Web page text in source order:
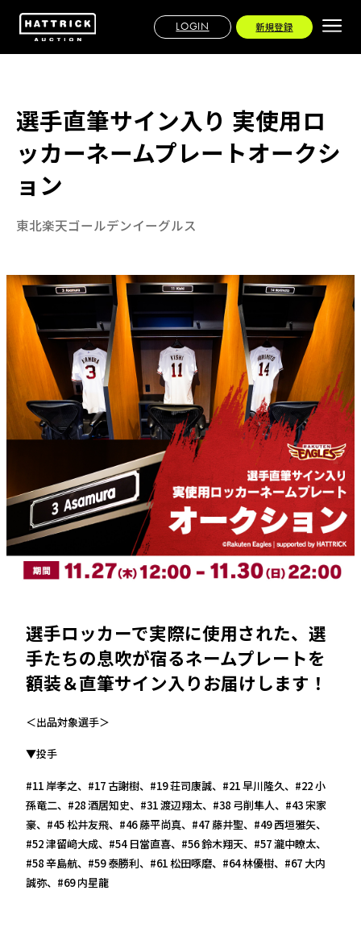
LOGIN 新規登録
選手直筆サイン入り 実使用ロ
ッカーネームプレートオークシ
ョン
東北楽天ゴールデンイーグルス
選手ロッカーで実際に使用された、選
手たちの息吹が宿るネームプレートを
額装＆直筆サイン入りお届けします！
＜出品対象選手＞
▼投手
#11 岸孝之、#17 古謝樹、#19 荘司康誠、#21 早川隆久、#22 小
孫竜二、#28 酒居知史、#31 渡辺翔太、#38 弓削隼人、#43 宋家
豪、#45 松井友飛、#46 藤平尚真、#47 藤井聖、#49 西垣雅矢、
#52 津留﨑大成、#54 日當直喜、#56 鈴木翔天、#57 瀧中瞭太、
#58 辛島航、#59 泰勝利、#61 松田啄磨、#64 林優樹、#67 大内
誠弥、#69 内星龍